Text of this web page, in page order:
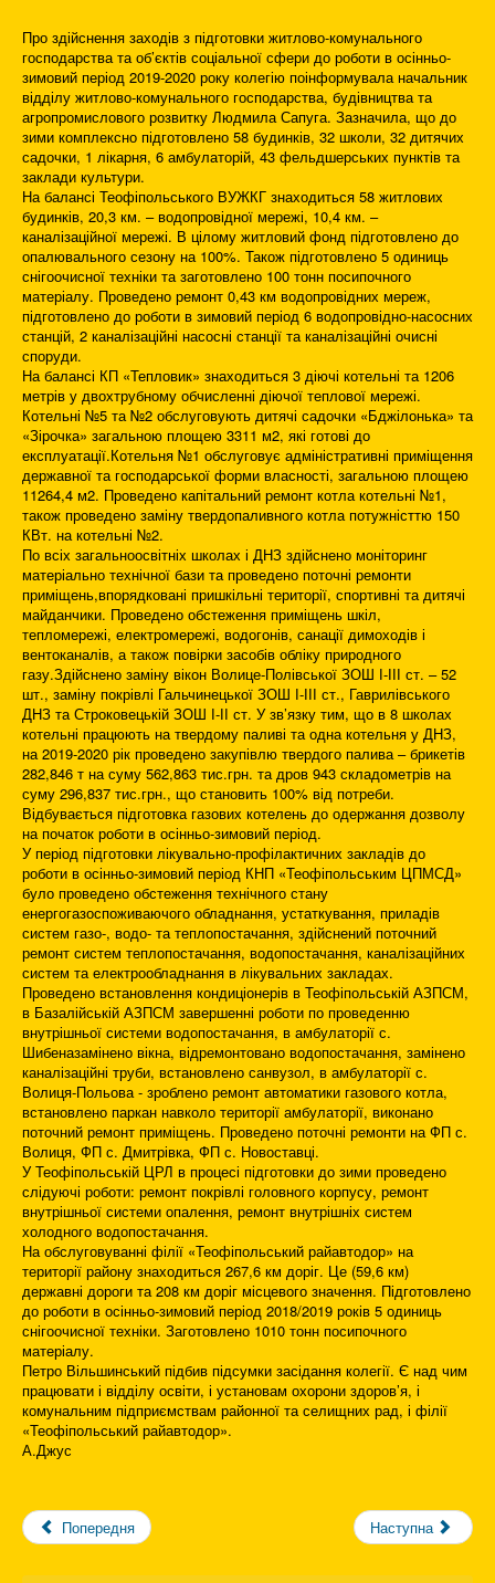
Про здійснення заходів з підготовки житлово-комунального
господарства та об’єктів соціальної сфери до роботи в осінньо-
зимовий період 2019-2020 року колегію поінформувала начальник
відділу житлово-комунального господарства, будівництва та
агропромислового розвитку Людмила Сапуга. Зазначила, що до
зими комплексно підготовлено 58 будинків, 32 школи, 32 дитячих
садочки, 1 лікарня, 6 амбулаторій, 43 фельдшерських пунктів та
заклади культури.
На балансі Теофіпольського ВУЖКГ знаходиться 58 житлових
будинків, 20,3 км. – водопровідної мережі, 10,4 км. –
каналізаційної мережі. В цілому житловий фонд підготовлено до
опалювального сезону на 100%. Також підготовлено 5 одиниць
снігоочисної техніки та заготовлено 100 тонн посипочного
матеріалу. Проведено ремонт 0,43 км водопровідних мереж,
підготовлено до роботи в зимовий період 6 водопровідно-насосних
станцій, 2 каналізаційні насосні станції та каналізаційні очисні
споруди.
На балансі КП «Тепловик» знаходиться 3 діючі котельні та 1206
метрів у двохтрубному обчисленні діючої теплової мережі.
Котельні №5 та №2 обслуговують дитячі садочки «Бджілонька» та
«Зірочка» загальною площею 3311 м2, які готові до
експлуатації.Котельня №1 обслуговує адміністративні приміщення
державної та господарської форми власності, загальною площею
11264,4 м2. Проведено капітальний ремонт котла котельні №1,
також проведено заміну твердопаливного котла потужністтю 150
КВт. на котельні №2.
По всіх загальноосвітніх школах і ДНЗ здійснено моніторинг
матеріально технічної бази та проведено поточні ремонти
приміщень,впорядковані пришкільні території, спортивні та дитячі
майданчики. Проведено обстеження приміщень шкіл,
тепломережі, електромережі, водогонів, санації димоходів і
вентоканалів, а також повірки засобів обліку природного
газу.Здійснено заміну вікон Волице-Полівської ЗОШ І-ІІІ ст. – 52
шт., заміну покрівлі Гальчинецької ЗОШ І-ІІІ ст., Гаврилівського
ДНЗ та Строковецькій ЗОШ І-ІІ ст. У зв’язку тим, що в 8 школах
котельні працюють на твердому паливі та одна котельня у ДНЗ,
на 2019-2020 рік проведено закупівлю твердого палива – брикетів
282,846 т на суму 562,863 тис.грн. та дров 943 складометрів на
суму 296,837 тис.грн., що становить 100% від потреби.
Відбувається підготовка газових котелень до одержання дозволу
на початок роботи в осінньо-зимовий період.
У період підготовки лікувально-профілактичних закладів до
роботи в осінньо-зимовий період КНП «Теофіпольським ЦПМСД»
було проведено обстеження технічного стану
енергогазоспоживаючого обладнання, устаткування, приладів
систем газо-, водо- та теплопостачання, здійснений поточний
ремонт систем теплопостачання, водопостачання, каналізаційних
систем та електрообладнання в лікувальних закладах.
Проведено встановлення кондиціонерів в Теофіпольській АЗПСМ,
в Базалійській АЗПСМ завершенні роботи по проведенню
внутрішньої системи водопостачання, в амбулаторії с.
Шибеназамінено вікна, відремонтовано водопостачання, замінено
каналізаційні труби, встановлено санвузол, в амбулаторії с.
Волиця-Польова - зроблено ремонт автоматики газового котла,
встановлено паркан навколо території амбулаторії, виконано
поточний ремонт приміщень. Проведено поточні ремонти на ФП с.
Волиця, ФП с. Дмитрівка, ФП с. Новоставці.
У Теофіпольській ЦРЛ в процесі підготовки до зими проведено
слідуючі роботи: ремонт покрівлі головного корпусу, ремонт
внутрішньої системи опалення, ремонт внутрішніх систем
холодного водопостачання.
На обслуговуванні філії «Теофіпольський райавтодор» на
території району знаходиться 267,6 км доріг. Це (59,6 км)
державні дороги та 208 км доріг місцевого значення. Підготовлено
до роботи в осінньо-зимовий період 2018/2019 років 5 одиниць
снігоочисної техніки. Заготовлено 1010 тонн посипочного
матеріалу.
Петро Вільшинський підбив підсумки засідання колегії. Є над чим
працювати і відділу освіти, і установам охорони здоров’я, і
комунальним підприємствам районної та селищних рад, і філії
«Теофіпольський райавтодор».
А.Джус
Попередня Наступна